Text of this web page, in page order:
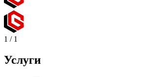
1 / 1
Услуги